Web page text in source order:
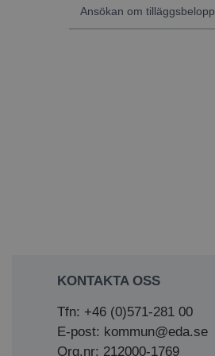
Ansökan om tilläggsbelopp
KONTAKTA OSS
Tfn: +46 (0)571-281 00
E-post: kommun@eda.se
Org.nr: 212000-1769